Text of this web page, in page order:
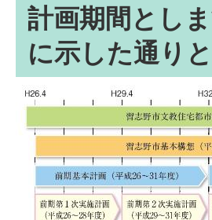
計画期間とし
に示した通り